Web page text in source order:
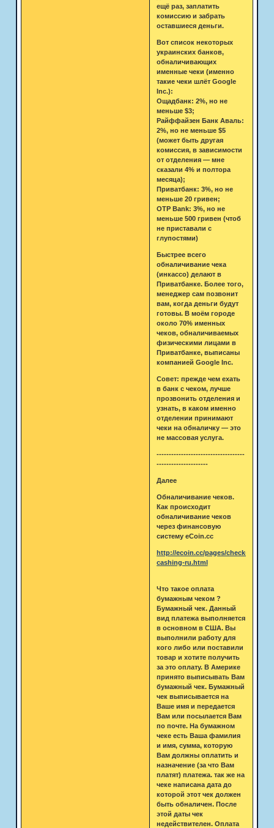
ещё раз, заплатить
комиссию и забрать
оставшиеся деньги.
Вот список некоторых
украинских банков,
обналичивающих
именные чеки (именно
такие чеки шлёт Google
Inc.):
Ощадбанк: 2%, но не
меньше $3;
Райффайзен Банк Аваль:
2%, но не меньше $5
(может быть другая
комиссия, в зависимости
от отделения — мне
сказали 4% и полтора
месяца);
Приватбанк: 3%, но не
меньше 20 гривен;
OTP Bank: 3%, но не
меньше 500 гривен (чтоб
не приставали с
глупостями)
Быстрее всего
обналичивание чека
(инкассо) делают в
Приватбанке. Более того,
менеджер сам позвонит
вам, когда деньги будут
готовы. В моём городе
около 70% именных
чеков, обналичиваемых
физическими лицами в
Приватбанке, выписаны
компанией Google Inc.
Совет: прежде чем ехать
в банк с чеком, лучше
прозвонить отделения и
узнать, в каком именно
отделении принимают
чеки на обналичку — это
не массовая услуга.
------------------------------------
---------------------
Далее
Обналичивание чеков.
Как происходит
обналичивание чеков
через финансовую
систему eCoin.cc
http://ecoin.cc/pages/check-
cashing-ru.html
Что такое оплата
бумажным чеком ?
Бумажный чек. Данный
вид платежа выполняется
в основном в США. Вы
выполнили работу для
кого либо или поставили
товар и хотите получить
за это оплату. В Америке
принято выписывать Вам
бумажный чек. Бумажный
чек выписывается на
Ваше имя и передается
Вам или посылается Вам
по почте. На бумажном
чеке есть Ваша фамилия
и имя, сумма, которую
Вам должны оплатить и
назначение (за что Вам
платят) платежа. так же на
чеке написана дата до
которой этот чек должен
быть обналичен. После
этой даты чек
недействителен. Оплата